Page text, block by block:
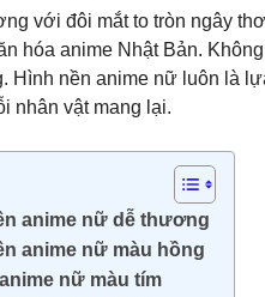
với đôi mắt to tròn ngây
hóa anime Nhật Bản.
Hình nền anime nữ luôn là
nhân vật mang lại.
anime nữ dễ thương
anime nữ màu hồng
nữ màu tím